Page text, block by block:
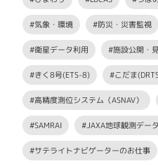
#気象・環境 #防災・災害監視
#衛星データ利用 #施設公開・
#きく8号(ETS-8) #こだま
#高精度測位システム（ASNAV）
#SAMRAI #JAXA地球観測デー
#サテライトナビゲーターのお仕事